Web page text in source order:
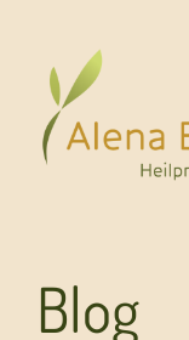
Blog